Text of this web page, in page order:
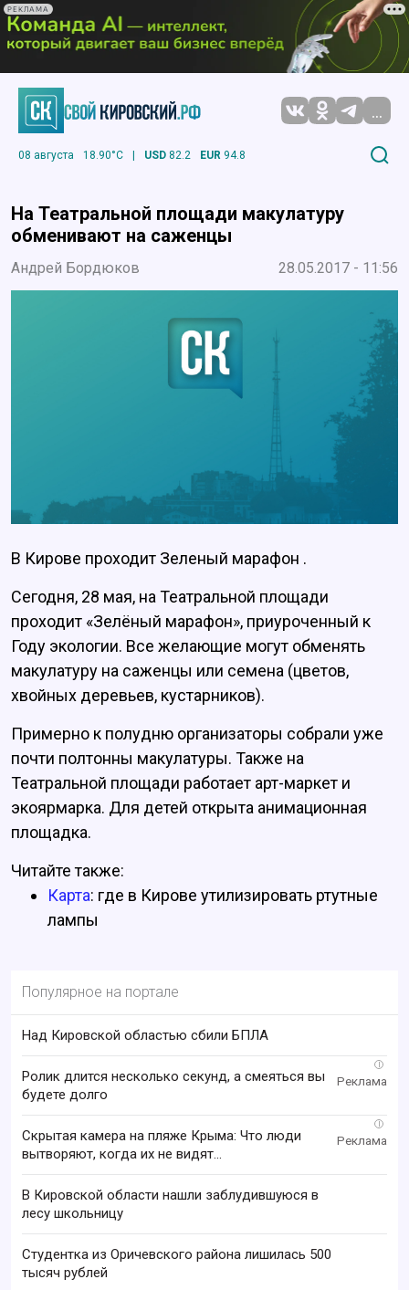
РЕКЛАМА
...
08 августа 18.90°C | USD 82.2 EUR 94.8
На Театральной площади макулатуру
обменивают на саженцы
Андрей Бордюков 28.05.2017 - 11:56
В Кирове проходит Зеленый марафон .
Сегодня, 28 мая, на Театральной площади
проходит «Зелёный марафон», приуроченный к
Году экологии. Все желающие могут обменять
макулатуру на саженцы или семена (цветов,
хвойных деревьев, кустарников).
Примерно к полудню организаторы собрали уже
почти полтонны макулатуры. Также на
Театральной площади работает арт-маркет и
экоярмарка. Для детей открыта анимационная
площадка.
Читайте также:
Карта: где в Кирове утилизировать ртутные
лампы
Популярное на портале
Над Кировской областью сбили БПЛА
i
Ролик длится несколько секунд, а смеяться вы
будете долго
i
Скрытая камера на пляже Крыма: Что люди
вытворяют, когда их не видят...
В Кировской области нашли заблудившуюся в
лесу школьницу
Студентка из Оричевского района лишилась 500
тысяч рублей